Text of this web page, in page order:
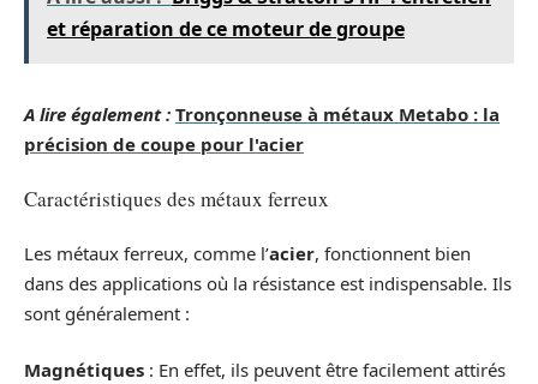
et réparation de ce moteur de groupe
A lire également : Tronçonneuse à métaux Metabo : la
précision de coupe pour l'acier
Caractéristiques des métaux ferreux
Les métaux ferreux, comme l’acier, fonctionnent bien
dans des applications où la résistance est indispensable. Ils
sont généralement :
Magnétiques : En effet, ils peuvent être facilement attirés